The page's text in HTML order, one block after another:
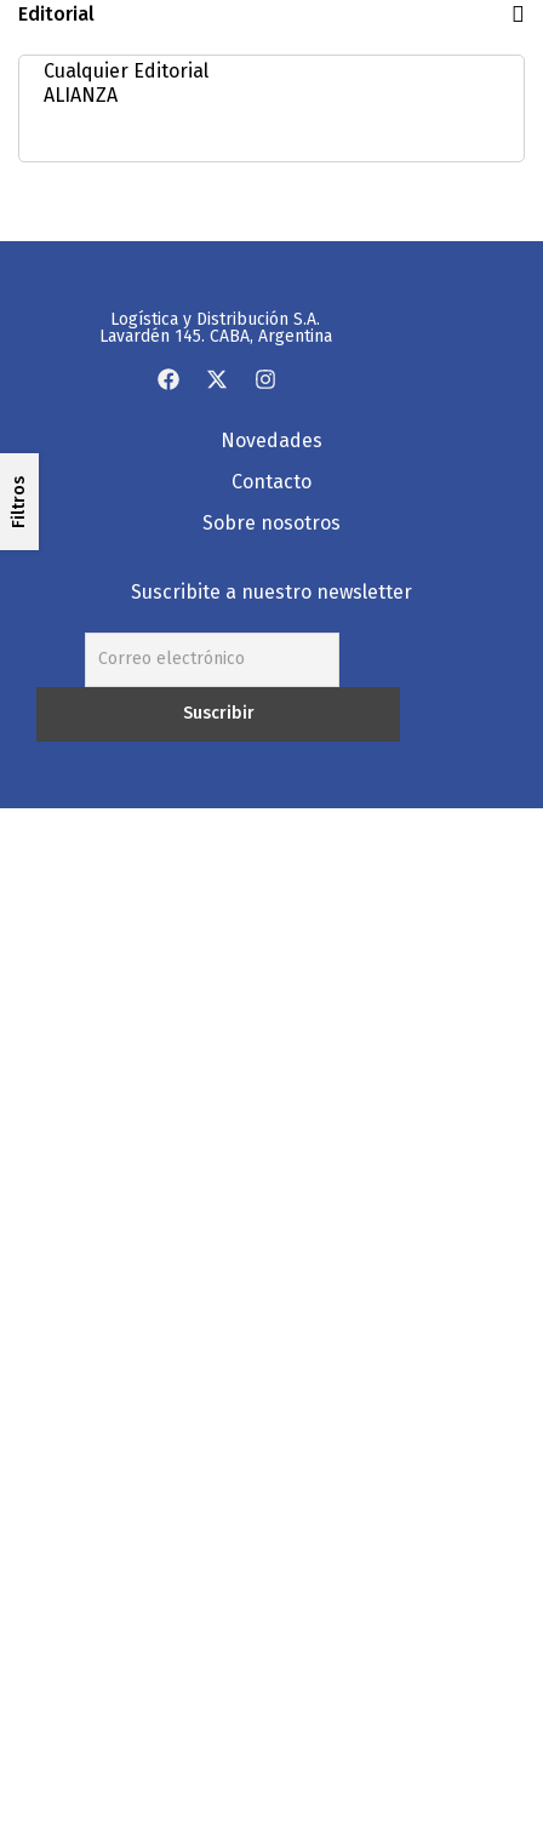
Editorial
Filtros
Logística y Distribución S.A.
Lavardén 145. CABA, Argentina
Novedades
Contacto
Sobre nosotros
Suscribite a nuestro newsletter